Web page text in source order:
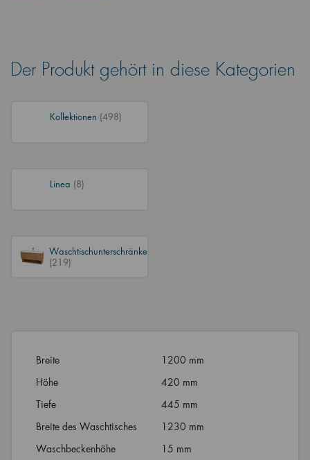
Der Produkt gehört in diese Kategorien
Kollektionen (498)
Linea (8)
Waschtischunterschränke
(219)
Breite
1200 mm
Höhe
420 mm
Tiefe
445 mm
Breite des Waschtisches
1230 mm
Waschbeckenhöhe
15 mm